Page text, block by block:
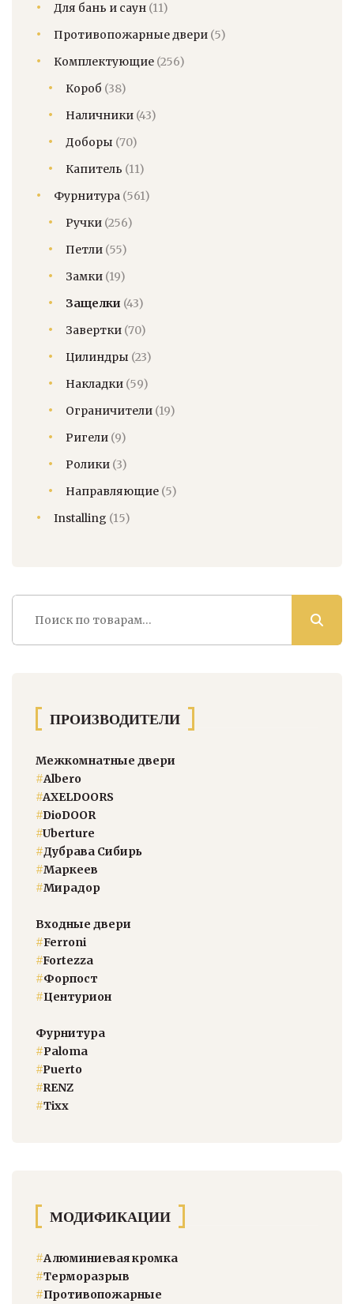
Для бань и саун (11)
Противопожарные двери (5)
Комплектующие (256)
Короб (38)
Наличники (43)
Доборы (70)
Капитель (11)
Фурнитура (561)
Ручки (256)
Петли (55)
Замки (19)
Защелки (43)
Завертки (70)
Цилиндры (23)
Накладки (59)
Ограничители (19)
Ригели (9)
Ролики (3)
Направляющие (5)
Installing (15)
Искать:
ПРОИЗВОДИТЕЛИ
Межкомнатные двери
#Albero
#AXELDOORS
#DioDOOR
#Uberture
#Дубрава Сибирь
#Маркеев
#Мирадор
Входные двери
#Ferroni
#Fortezza
#Форпост
#Центурион
Фурнитура
#Paloma
#Puerto
#RENZ
#Тixx
МОДИФИКАЦИИ
#Алюминиевая кромка
#Терморазрыв
#Противопожарные